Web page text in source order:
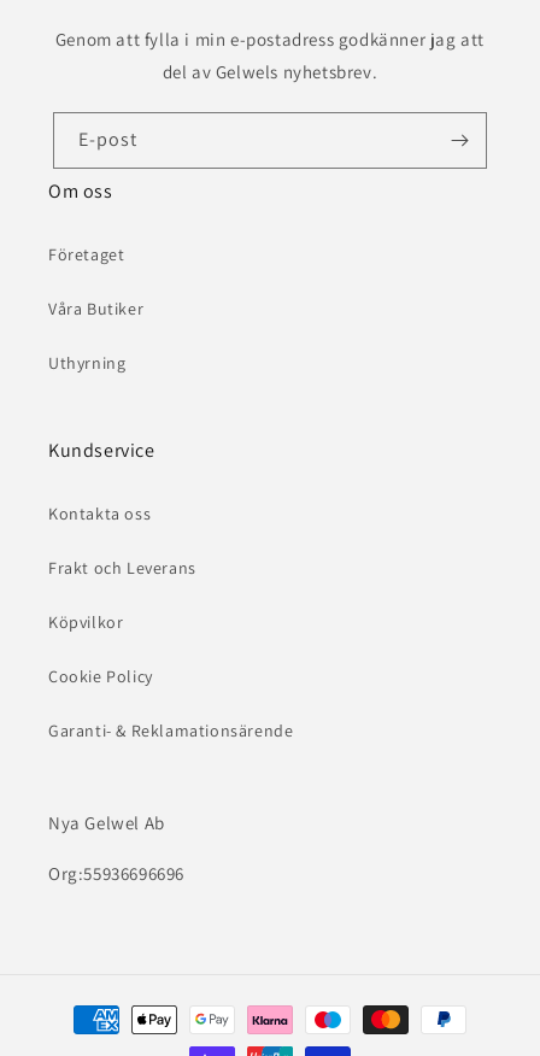
Genom att fylla i min e-postadress godkänner jag att
del av Gelwels nyhetsbrev.
E-post
Om oss
Företaget
Våra Butiker
Uthyrning
Kundservice
Kontakta oss
Frakt och Leverans
Köpvilkor
Cookie Policy
Garanti- & Reklamationsärende
Nya Gelwel Ab
Org:55936696696
Betalningsmetoder